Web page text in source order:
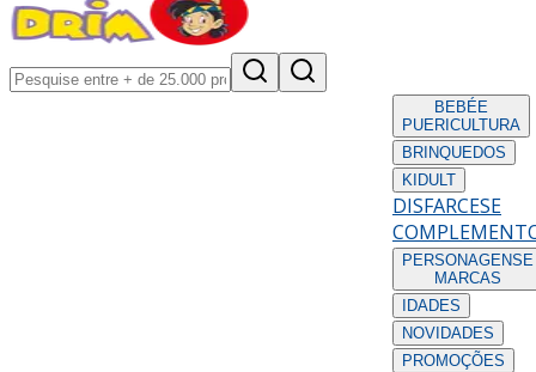
BEBÉE
PUERICULTURA
BRINQUEDOS
KIDULT
DISFARCESE
PERSONAGENS E
MARCAS
IDADES
NOVIDADES
PROMOÇÕES